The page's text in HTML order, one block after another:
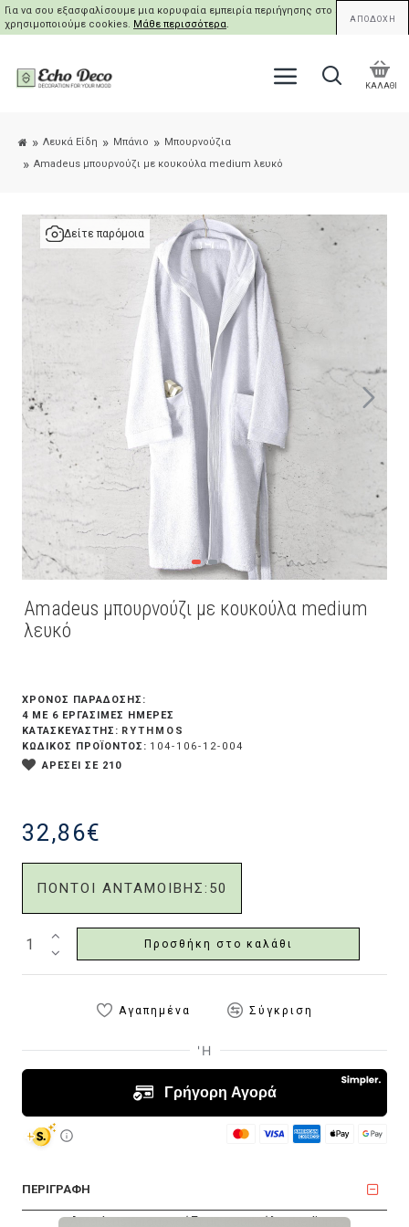
Για να σου εξασφαλίσουμε μια κορυφαία εμπειρία περιήγησης στο site μας,
χρησιμοποιούμε cookies. Μάθε περισσότερα. ΑΠΟΔΟΧΗ
ΚΑΛΑΘΙ
Λευκά Είδη Μπάνιο
Μπουρνούζια
Amadeus μπουρνούζι με κουκούλα medium λευκό
Δείτε παρόμοια
Amadeus μπουρνούζι με κουκούλα medium
λευκό
32,86€
ΠΟΝΤΟΙ ΑΝΤΑΜΟΙΒΗΣ: 50
ΧΡΟΝΟΣ ΠΑΡΑΔΟΣΗΣ:
4 ΜΕ 6 ΕΡΓΆΣΙΜΕΣ ΗΜΈΡΕΣ
ΚΑΤΑΣΚΕΥΑΣΤΗΣ: RYTHMOS
ΚΩΔΙΚΟΣ ΠΡΟΪΟΝΤΟΣ: 104-106-12-004
ΑΡΕΣΕΙ ΣΕ 210
Προσθήκη στο καλάθι
Αγαπημένα Σύγκριση
ΠΕΡΙΓΡΑΦΗ
Amadeus μπουρνούζι με κουκούλα medium.